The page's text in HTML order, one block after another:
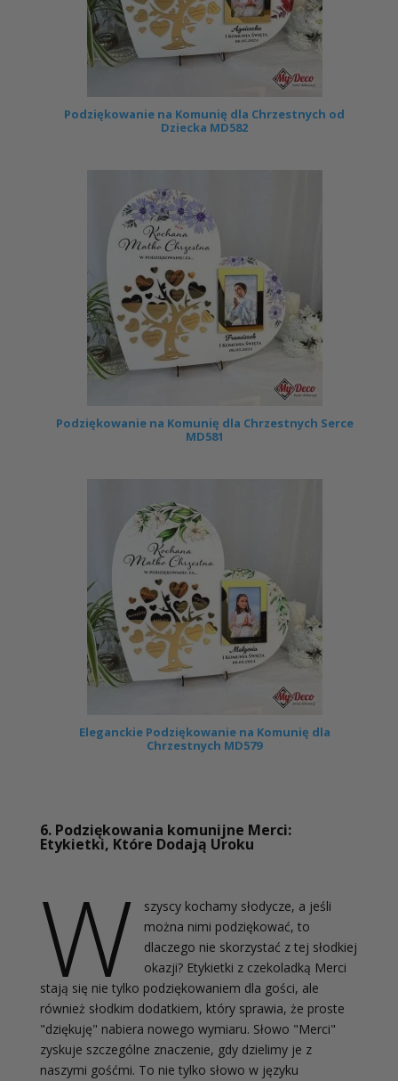
Podziękowanie na Komunię dla Chrzestnych od
Dziecka MD582
Podziękowanie na Komunię dla Chrzestnych Serce
MD581
Eleganckie Podziękowanie na Komunię dla
Chrzestnych MD579
6. Podziękowania komunijne Merci:
Etykietki, Które Dodają Uroku
W
szyscy kochamy słodycze, a jeśli
można nimi podziękować, to
dlaczego nie skorzystać z tej słodkiej
okazji? Etykietki z czekoladką Merci
stają się nie tylko podziękowaniem dla gości, ale
również słodkim dodatkiem, który sprawia, że proste
"dziękuję" nabiera nowego wymiaru. Słowo "Merci"
zyskuje szczególne znaczenie, gdy dzielimy je z
naszymi gośćmi. To nie tylko słowo w języku